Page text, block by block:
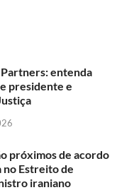
entenda
presidente e
próximos de acordo
no Estreito de
iraniano